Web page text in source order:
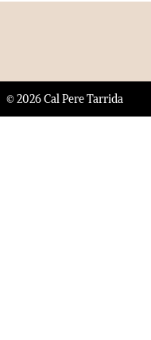
© 2026 Cal Pere Tarrida